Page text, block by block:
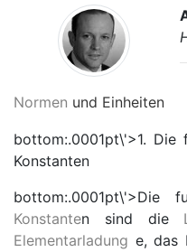
Normen und Einheiten
bottom:.0001pt\'>1. Die
Konstanten
bottom:.0001pt\'>Die
Konstanten sind die
Elementarladung e, das